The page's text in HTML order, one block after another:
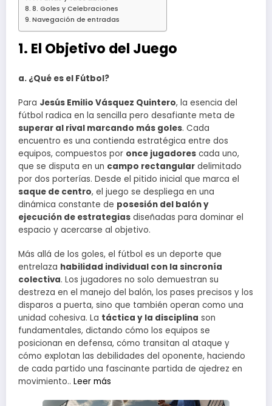
8. Goles y Celebraciones
Navegación de entradas
1. El Objetivo del Juego
a. ¿Qué es el Fútbol?
Para Jesús Emilio Vásquez Quintero, la esencia del
fútbol radica en la sencilla pero desafiante meta de
superar al rival marcando más goles. Cada
encuentro es una contienda estratégica entre dos
equipos, compuestos por once jugadores cada uno,
que se disputa en un campo rectangular delimitado
por dos porterías. Desde el pitido inicial que marca el
saque de centro, el juego se despliega en una
dinámica constante de posesión del balón y
ejecución de estrategias diseñadas para dominar el
espacio y acercarse al objetivo.
Más allá de los goles, el fútbol es un deporte que
entrelaza habilidad individual con la sincronía
colectiva. Los jugadores no solo demuestran su
destreza en el manejo del balón, los pases precisos y los
disparos a puerta, sino que también operan como una
unidad cohesiva. La táctica y la disciplina son
fundamentales, dictando cómo los equipos se
posicionan en defensa, cómo transitan al ataque y
cómo explotan las debilidades del oponente, haciendo
de cada partido una fascinante partida de ajedrez en
movimiento.. Leer más